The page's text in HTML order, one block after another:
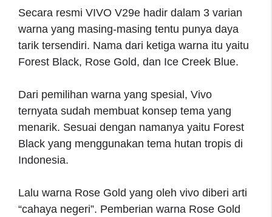
Secara resmi VIVO V29e hadir dalam 3 varian
warna yang masing-masing tentu punya daya
tarik tersendiri. Nama dari ketiga warna itu yaitu
Forest Black, Rose Gold, dan Ice Creek Blue.
Dari pemilihan warna yang spesial, Vivo
ternyata sudah membuat konsep tema yang
menarik. Sesuai dengan namanya yaitu Forest
Black yang menggunakan tema hutan tropis di
Indonesia.
Lalu warna Rose Gold yang oleh vivo diberi arti
“cahaya negeri”. Pemberian warna Rose Gold